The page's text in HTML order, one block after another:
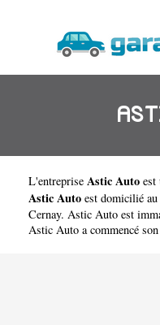
L'entreprise Astic Auto est
Astic Auto est domicilié
Cernay. Astic Auto est
Astic Auto a commencé